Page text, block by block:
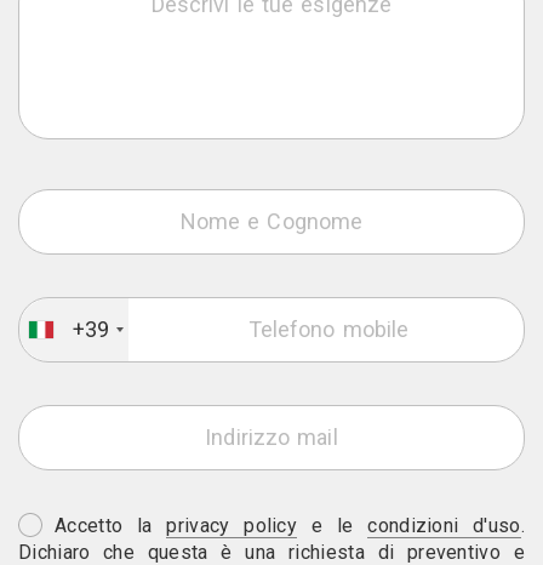
+39
Accetto laprivacy policy e lecondizioni d'uso.
Dichiaro che questa è una richiesta di preventivo e